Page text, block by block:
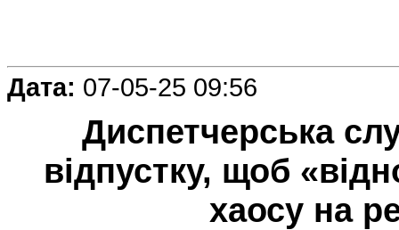
Дата: 07-05-25 09:56
Диспетчерська
відпустку, щоб
хаосу на